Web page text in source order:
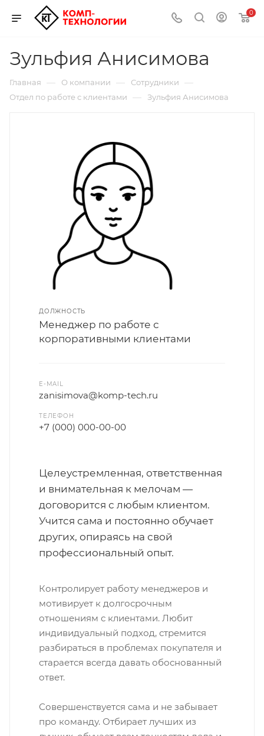
0
Зульфия Анисимова
Главная — О компании — Сотрудники —
Отдел по работе с клиентами — Зульфия Анисимова
ДОЛЖНОСТЬ
Менеджер по работе с
корпоративными клиентами
E-MAIL
zanisimova@komp-tech.ru
ТЕЛЕФОН
+7 (000) 000-00-00
Целеустремленная, ответственная
и внимательная к мелочам —
договорится с любым клиентом.
Учится сама и постоянно обучает
других, опираясь на свой
профессиональный опыт.
Контролирует работу менеджеров и
мотивирует к долгосрочным
отношениям с клиентами. Любит
индивидуальный подход, стремится
разбираться в проблемах покупателя и
старается всегда давать обоснованный
ответ.
Совершенствуется сама и не забывает
про команду. Отбирает лучших из